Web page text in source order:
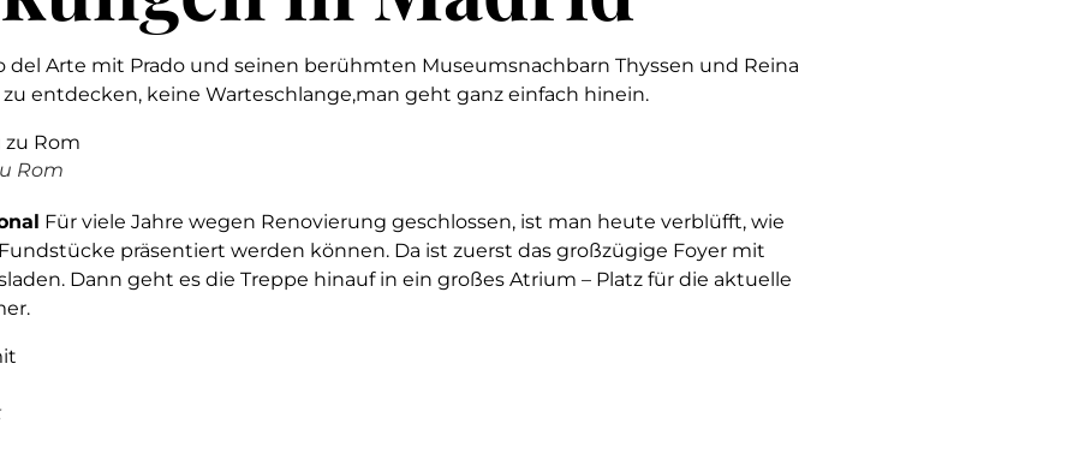
del Arte mit Prado und seinen berühmten Museumsnachbarn Thyssen und Reina
zu entdecken, keine Warteschlange,man geht ganz einfach hinein.
Rom
Für viele Jahre wegen Renovierung geschlossen, ist man heute verblüfft, wie
präsentiert werden können. Da ist zuerst das großzügige Foyer mit
Dann geht es die Treppe hinauf in ein großes Atrium – Platz für die aktuelle